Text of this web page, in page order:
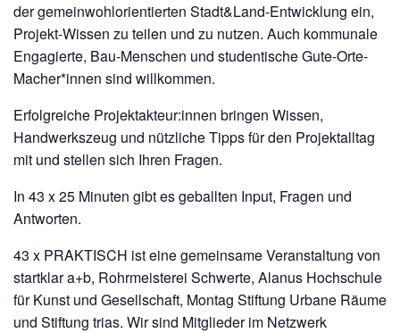
der gemeinwohlorientierten Stadt&Land-Entwicklung ein,
Projekt-Wissen zu teilen und zu nutzen. Auch kommunale
Engagierte, Bau-Menschen und studentische Gute-Orte-
Macher*innen sind willkommen.
Erfolgreiche Projektakteur:innen bringen Wissen,
Handwerkszeug und nützliche Tipps für den Projektalltag
mit und stellen sich Ihren Fragen.
In 43 x 25 Minuten gibt es geballten Input, Fragen und
Antworten.
43 x PRAKTISCH ist eine gemeinsame Veranstaltung von
startklar a+b, Rohrmeisterei Schwerte, Alanus Hochschule
für Kunst und Gesellschaft, Montag Stiftung Urbane Räume
und Stiftung trias. Wir sind Mitglieder im Netzwerk